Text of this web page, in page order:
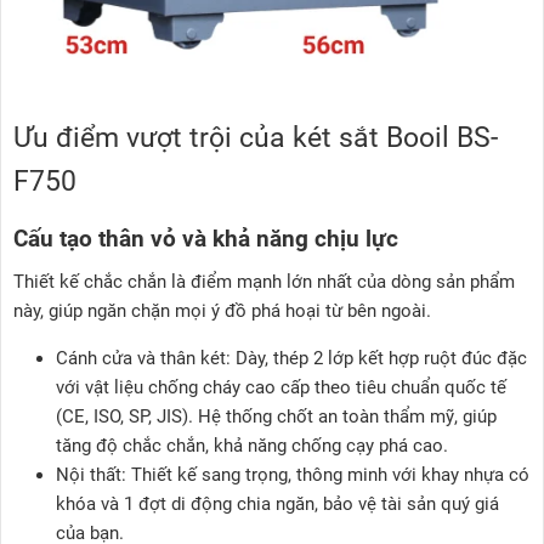
Ưu điểm vượt trội của két sắt Booil BS-
F750
Cấu tạo thân vỏ và khả năng chịu lực
Thiết kế chắc chắn là điểm mạnh lớn nhất của dòng sản phẩm
này, giúp ngăn chặn mọi ý đồ phá hoại từ bên ngoài.
Cánh cửa và thân két: Dày, thép 2 lớp kết hợp ruột đúc đặc
với vật liệu chống cháy cao cấp theo tiêu chuẩn quốc tế
(CE, ISO, SP, JIS). Hệ thống chốt an toàn thẩm mỹ, giúp
tăng độ chắc chắn, khả năng chống cạy phá cao.
Nội thất: Thiết kế sang trọng, thông minh với khay nhựa có
khóa và 1 đợt di động chia ngăn, bảo vệ tài sản quý giá
của bạn.